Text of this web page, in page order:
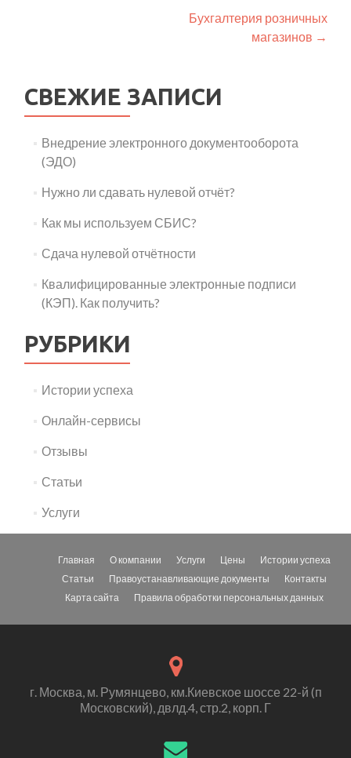
Post navigationБухгалтерия розничных
магазинов →
СВЕЖИЕ ЗАПИСИ
Внедрение электронного документооборота
(ЭДО)
Нужно ли сдавать нулевой отчёт?
Как мы используем СБИС?
Сдача нулевой отчётности
Квалифицированные электронные подписи
(КЭП). Как получить?
РУБРИКИ
Истории успеха
Онлайн-сервисы
Отзывы
Статьи
Услуги
Главная О компании Услуги Цены
Истории успеха
Статьи
Правоустанавливающие документы
Контакты
Карта сайта
Правила обработки персональных данных
г. Москва, м. Румянцево, км.Киевское шоссе 22-й (п
Московский), двлд.4, стр.2, корп. Г